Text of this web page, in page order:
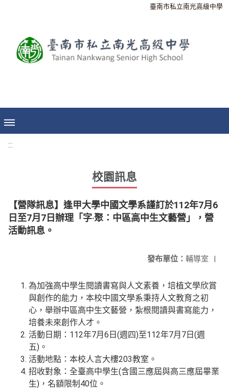
臺南市私立南光高級中學
:::
校園訊息
【營隊訊息】逢甲大學中國文學系謹訂於112年7月6
日至7月7日辦理「字‧聚：中區高中生文藝營」，營
活動訊息。
發布單位： 輔導室 |
為加強高中學生閱讀書寫與人文素養，培植文學欣賞
與創作的能力，本校中國文學系秉持人文教育之初
心，舉辦中區高中生文藝營，紮根閱讀與書寫能力，
培養未來創作人才。
活動日期：112年7月6日(週四)至112年7月7日(週
五)。
活動地點：本校人言大樓203教室。
招收對象：全臺高中學生(含國三應屆與高三應屆畢業
生)，名額限制40位。